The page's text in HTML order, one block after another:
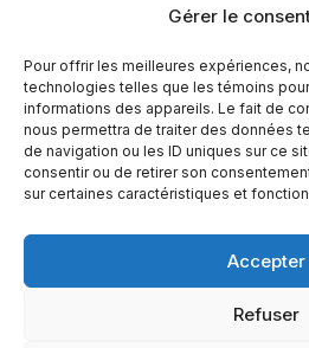
Gérer le
Pour offrir les meilleures expériences,
technologies telles que les témoins
informations des appareils. Le fait de
nous permettra de traiter des données
de navigation ou les ID uniques sur ce
consentir ou de retirer son
sur certaines caractéristiques et
Accepter
Refuser
© Copyright 2026 – Altomédia Inc |
Ce site internet a été conçu et